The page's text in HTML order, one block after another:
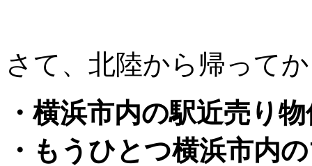
さて、北陸から帰って
・横浜市内の駅近売り
・もうひとつ横浜市内